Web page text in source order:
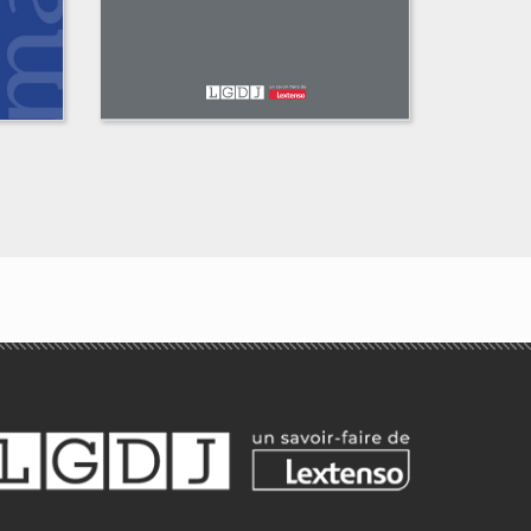
comme limite aux
droits fondamentaux